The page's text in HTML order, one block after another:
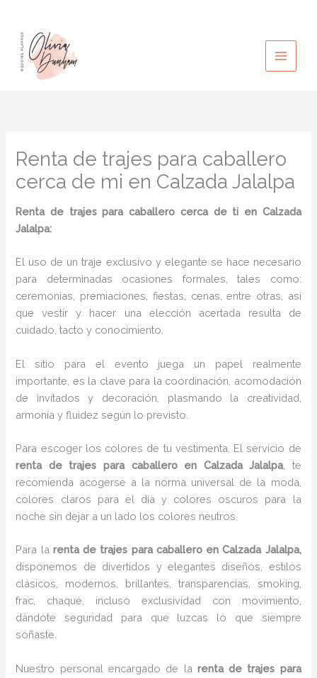
contenido
Renta de trajes para caballero
cerca de mi en Calzada Jalalpa
Renta de trajes para caballero cerca de ti en Calzada
Jalalpa:
El uso de un traje exclusivo y elegante se hace necesario
para determinadas ocasiones formales, tales como:
ceremonias, premiaciones, fiestas, cenas, entre otras, así
que vestir y hacer una elección acertada resulta de
cuidado, tacto y conocimiento.
El sitio para el evento juega un papel realmente
importante, es la clave para la coordinación, acomodación
de invitados y decoración, plasmando la creatividad,
armonía y fluidez según lo previsto.
Para escoger los colores de tu vestimenta, El servicio de
renta de trajes para caballero en Calzada Jalalpa, te
recomienda acogerse a la norma universal de la moda,
colores claros para el día y colores oscuros para la
noche sin dejar a un lado los colores neutros.
Para la renta de trajes para caballero en Calzada Jalalpa,
disponemos de divertidos y elegantes diseños, estilos
clásicos, modernos, brillantes, transparencias, smoking,
frac, chaqué, incluso exclusividad con movimiento,
dándote seguridad para que luzcas lo que siempre
soñaste.
Nuestro personal encargado de la renta de trajes para